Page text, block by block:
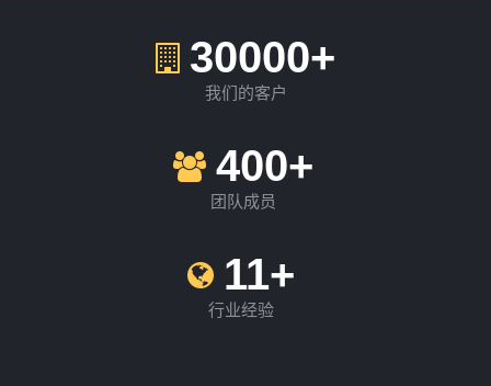
30000+
我们的客户
400+
团队成员
11+
行业经验